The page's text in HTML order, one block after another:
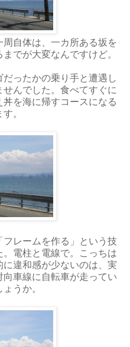
自体は、一カ所ある坂を
でが大変なんですけど。
ったかの乗り手と遭遇し
んでした。食べてすぐに
を海に帰すコースになる
。
レームを作る」という技
電柱と電線で。こっちは
違和感が少ないのは、実
車線に自転車が走ってい
うか。